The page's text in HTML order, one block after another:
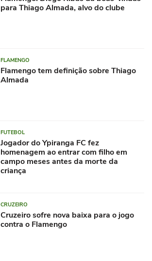
para Thiago Almada, alvo do clube
FLAMENGO
Flamengo tem definição sobre Thiago
Almada
FUTEBOL
Jogador do Ypiranga FC fez
homenagem ao entrar com filho em
campo meses antes da morte da
criança
CRUZEIRO
Cruzeiro sofre nova baixa para o jogo
contra o Flamengo